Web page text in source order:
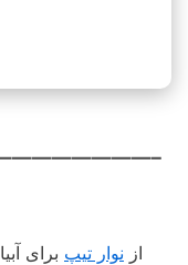
از نوار تیپ برای